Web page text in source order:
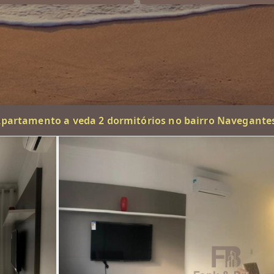
a veda 2 dormitórios no bairro